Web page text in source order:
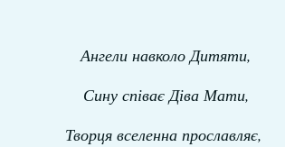
Ангели навколо Дитяти,
Сину співає Діва Мати,
Творця вселенна прославляє,